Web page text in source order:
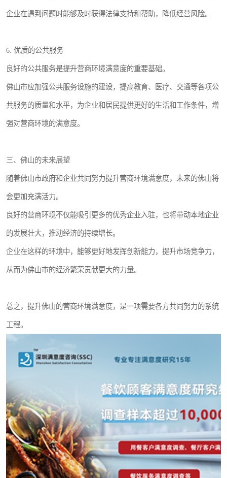
企业在遇到问题时能够及时获得法律支持和帮助，降低经营风险。
6. 优质的公共服务
良好的公共服务是提升营商环境满意度的重要基础。
佛山市应加强公共服务设施的建设，提高教育、医疗、交通等各项公
共服务的质量和水平，为企业和居民提供更好的生活和工作条件，增
强对营商环境的满意度。
三、佛山的未来展望
随着佛山市政府和企业共同努力提升营商环境满意度，未来的佛山将
会更加充满活力。
良好的营商环境不仅能吸引更多的优秀企业入驻，也将带动本地企业
的发展壮大，推动经济的持续增长。
企业在这样的环境中，能够更好地发挥创新能力，提升市场竞争力，
从而为佛山市的经济繁荣贡献更大的力量。
总之，提升佛山的营商环境满意度，是一项需要各方共同努力的系统
工程。